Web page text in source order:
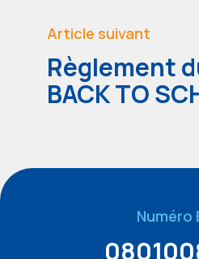
Article suivant
Règlement
BACK TO
Numéro